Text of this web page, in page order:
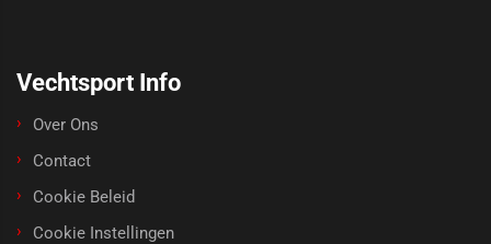
Vechtsport Info
Over Ons
Contact
Cookie Beleid
Cookie Instellingen